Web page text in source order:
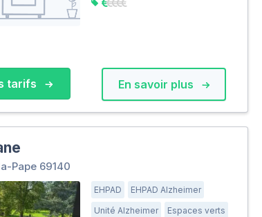
tarifs En savoir plus
Pape 69140
EHPAD
EHPAD Alzheimer
Unité Alzheimer
Espaces verts